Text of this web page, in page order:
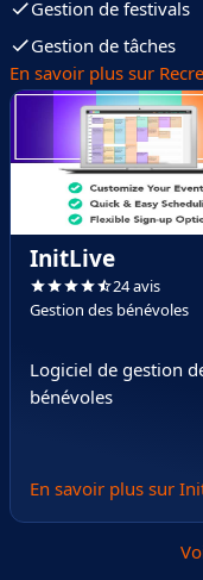
Gestion de festivals
Gestion de tâches
En savoir plus sur
InitLive
24 avis
Gestion des bénévoles
Logiciel de gestion
bénévoles
En savoir plus sur